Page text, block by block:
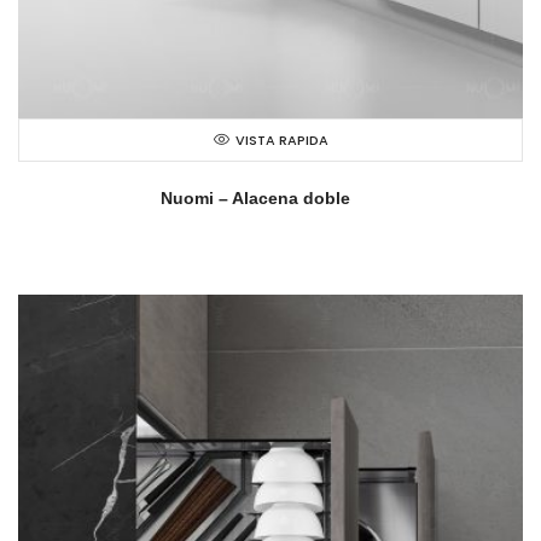
VISTA RAPIDA
Nuomi – Alacena doble